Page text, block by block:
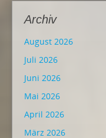
Archiv
August 2026
Juli 2026
Juni 2026
Mai 2026
April 2026
März 2026